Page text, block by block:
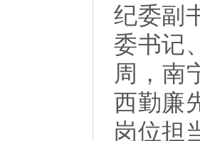
纪委副
委书记
周，南
西勤廉
岗位担